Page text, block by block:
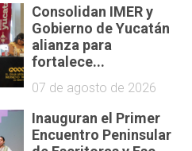
Consolidan IMER y
Gobierno de Yucatán
alianza para
fortalece...
07 de agosto de 2026
Inauguran el Primer
Encuentro Peninsular